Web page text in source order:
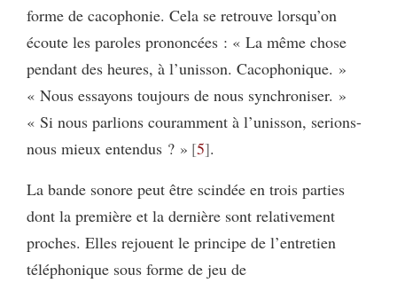
forme de cacophonie. Cela se retrouve lorsqu’on
écoute les paroles prononcées : « La même chose
pendant des heures, à l’unisson. Cacophonique. »
« Nous essayons toujours de nous synchroniser. »
« Si nous parlions couramment à l’unisson, serions-
nous mieux entendus ? » 5 .
La bande sonore peut être scindée en trois parties
dont la première et la dernière sont relativement
proches. Elles rejouent le principe de l’entretien
téléphonique sous forme de jeu de